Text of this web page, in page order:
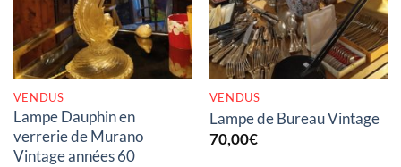
VENDUS
Lampe Dauphin en
verrerie de Murano
Vintage années 60
VENDUS
Lampe de Bureau Vintage
70,00€